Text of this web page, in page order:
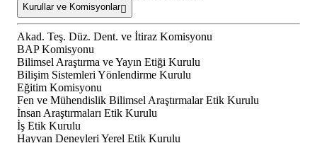
Kurullar ve Komisyonlar
Akad. Teş. Düz. Dent. ve İtiraz Komisyonu
BAP Komisyonu
Bilimsel Araştırma ve Yayın Etiği Kurulu
Bilişim Sistemleri Yönlendirme Kurulu
Eğitim Komisyonu
Fen ve Mühendislik Bilimsel Araştırmalar Etik Kurulu
İnsan Araştırmaları Etik Kurulu
İş Etik Kurulu
Hayvan Deneyleri Yerel Etik Kurulu